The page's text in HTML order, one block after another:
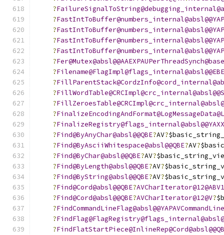
?
?
?
?
?
?
?Filename@FlagImpl@flags_internal@absl@@EBE
?
?
?
?
?
?Find@ByAnyChar@absl@@QBE?AV?
?Find@ByAsciiWhitespace@absl@@QBE?AV?
?Find@ByChar@absl@@QBE?AV?
?Find@ByLength@absl@@QBE?AV?
?Find@ByString@absl@@QBE?AV?
?Find@Cord@absl@@QBE?
?Find@Cord@absl@@QBE?AVCharIterator@12@V?
?
?
?